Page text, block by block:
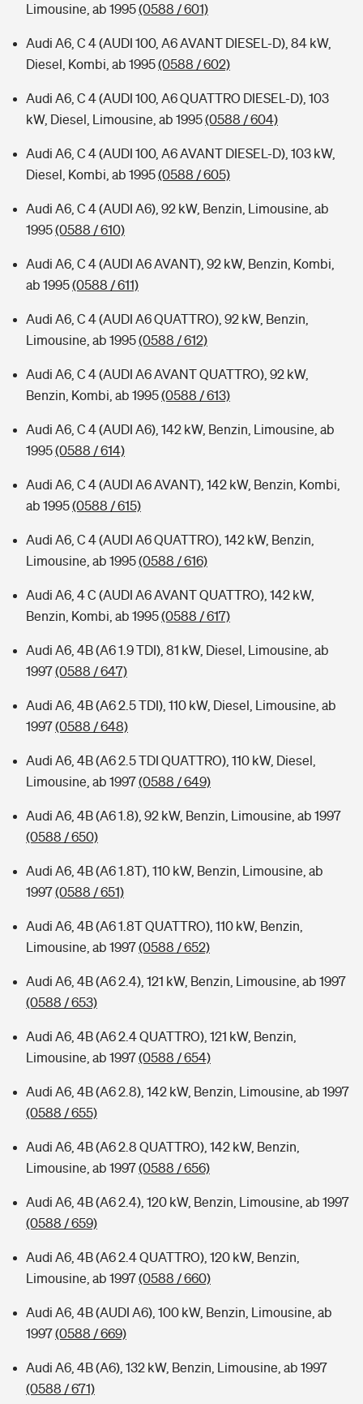
Limousine, ab 1995(0588 / 601)
Audi A6, C 4 (AUDI 100, A6 AVANT DIESEL-D), 84 kW,
Diesel, Kombi, ab 1995(0588 / 602)
Audi A6, C 4 (AUDI 100, A6 QUATTRO DIESEL-D), 103
kW, Diesel, Limousine, ab 1995(0588 / 604)
Audi A6, C 4 (AUDI 100, A6 AVANT DIESEL-D), 103 kW,
Diesel, Kombi, ab 1995(0588 / 605)
Audi A6, C 4 (AUDI A6), 92 kW, Benzin, Limousine, ab
1995(0588 / 610)
Audi A6, C 4 (AUDI A6 AVANT), 92 kW, Benzin, Kombi,
ab 1995(0588 / 611)
Audi A6, C 4 (AUDI A6 QUATTRO), 92 kW, Benzin,
Limousine, ab 1995(0588 / 612)
Audi A6, C 4 (AUDI A6 AVANT QUATTRO), 92 kW,
Benzin, Kombi, ab 1995(0588 / 613)
Audi A6, C 4 (AUDI A6), 142 kW, Benzin, Limousine, ab
1995(0588 / 614)
Audi A6, C 4 (AUDI A6 AVANT), 142 kW, Benzin, Kombi,
ab 1995(0588 / 615)
Audi A6, C 4 (AUDI A6 QUATTRO), 142 kW, Benzin,
Limousine, ab 1995(0588 / 616)
Audi A6, 4 C (AUDI A6 AVANT QUATTRO), 142 kW,
Benzin, Kombi, ab 1995(0588 / 617)
Audi A6, 4B (A6 1.9 TDI), 81 kW, Diesel, Limousine, ab
1997(0588 / 647)
Audi A6, 4B (A6 2.5 TDI), 110 kW, Diesel, Limousine, ab
1997(0588 / 648)
Audi A6, 4B (A6 2.5 TDI QUATTRO), 110 kW, Diesel,
Limousine, ab 1997(0588 / 649)
Audi A6, 4B (A6 1.8), 92 kW, Benzin, Limousine, ab 1997
(0588 / 650)
Audi A6, 4B (A6 1.8T), 110 kW, Benzin, Limousine, ab
1997(0588 / 651)
Audi A6, 4B (A6 1.8T QUATTRO), 110 kW, Benzin,
Limousine, ab 1997(0588 / 652)
Audi A6, 4B (A6 2.4), 121 kW, Benzin, Limousine, ab 1997
(0588 / 653)
Audi A6, 4B (A6 2.4 QUATTRO), 121 kW, Benzin,
Limousine, ab 1997(0588 / 654)
Audi A6, 4B (A6 2.8), 142 kW, Benzin, Limousine, ab 1997
(0588 / 655)
Audi A6, 4B (A6 2.8 QUATTRO), 142 kW, Benzin,
Limousine, ab 1997(0588 / 656)
Audi A6, 4B (A6 2.4), 120 kW, Benzin, Limousine, ab 1997
(0588 / 659)
Audi A6, 4B (A6 2.4 QUATTRO), 120 kW, Benzin,
Limousine, ab 1997(0588 / 660)
Audi A6, 4B (AUDI A6), 100 kW, Benzin, Limousine, ab
1997(0588 / 669)
Audi A6, 4B (A6), 132 kW, Benzin, Limousine, ab 1997
(0588 / 671)